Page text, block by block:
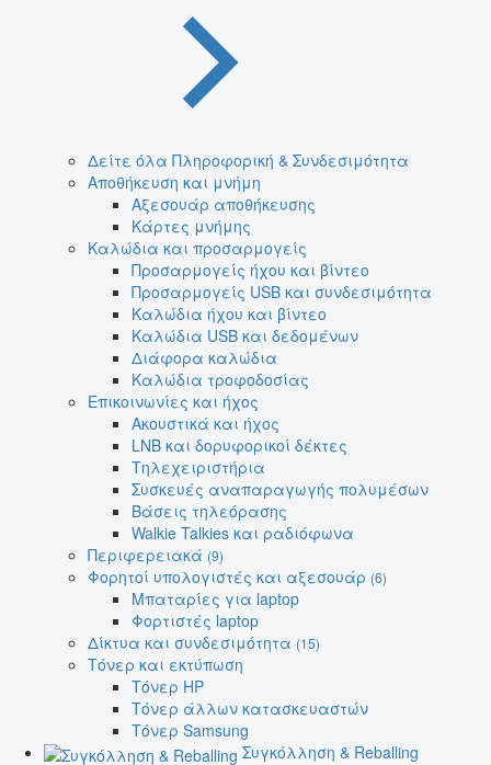
Δείτε όλα Πληροφορική & Συνδεσιμότητα
Αποθήκευση και μνήμη
Αξεσουάρ αποθήκευσης
Κάρτες μνήμης
Καλώδια και προσαρμογείς
Προσαρμογείς ήχου και βίντεο
Προσαρμογείς USB και συνδεσιμότητα
Καλώδια ήχου και βίντεο
Καλώδια USB και δεδομένων
Διάφορα καλώδια
Καλώδια τροφοδοσίας
Επικοινωνίες και ήχος
Ακουστικά και ήχος
LNB και δορυφορικοί δέκτες
Τηλεχειριστήρια
Συσκευές αναπαραγωγής πολυμέσων
Βάσεις τηλεόρασης
Walkie Talkies και ραδιόφωνα
Περιφερειακά (9)
Φορητοί υπολογιστές και αξεσουάρ (6)
Μπαταρίες για laptop
Φορτιστές laptop
Δίκτυα και συνδεσιμότητα (15)
Τόνερ και εκτύπωση
Τόνερ HP
Τόνερ άλλων κατασκευαστών
Τόνερ Samsung
Συγκόλληση & Reballing